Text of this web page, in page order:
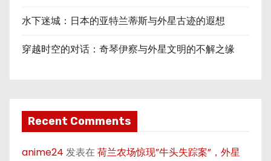
水下迷城：日本的亚特兰蒂斯与外星古迹的遐想
穿越时空的对话：奇琴伊察与外星文明的不解之缘
Recent Comments
anime24 发表在荷兰农场惊现”牛头失踪案”，外星